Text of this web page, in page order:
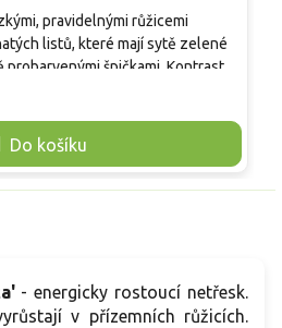
Do košíku
pravidelnými růžicemi
listů, které mají sytě zelené
špičkami. Kontrastní
na plném slunci a zůstává čitelné
mezi dlouhověké a stabilní
skalky, suché zídky, štěrkové
- energicky rostoucí netřesk.
v přízemních růžicích.